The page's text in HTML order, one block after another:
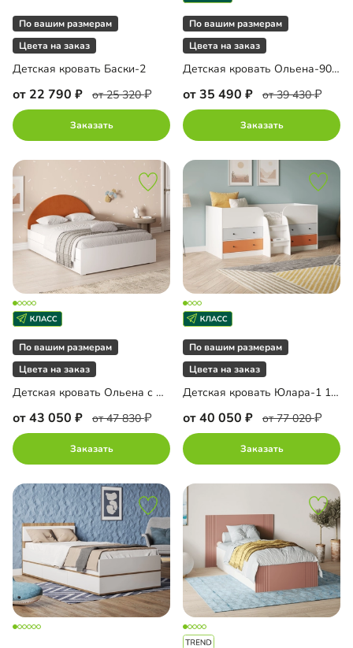
По вашим размерам
Цвета на заказ
Детская кровать Баски-2
от 22 790 от 25 320
Заказать
По вашим размерам
Цвета на заказ
Детская кровать Ольена-90 с мягким изголовьем
от 35 490 от 39 430
Заказать
По вашим размерам
Цвета на заказ
Детская кровать Ольена с мягким изголовьем
от 43 050 от 47 830
Заказать
По вашим размерам
Цвета на заказ
Детская кровать Юлара-1 190
от 40 050 от 77 020
Заказать